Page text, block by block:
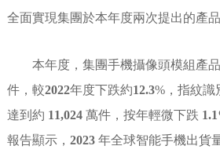
全面實現集團於本年度兩次提出的產
本年度，集團手機攝像頭模組產
件，較2022年度下跌約12.3%，指紋識
達到約 11,024萬件，按年輕微下跌
報告顯示， 2023 年全球智能手機出貨